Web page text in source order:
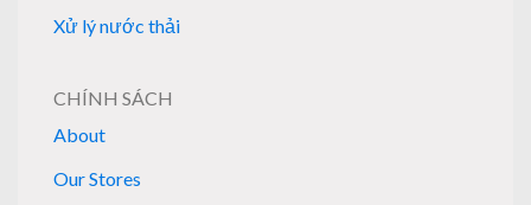
Xử lý nước thải
CHÍNH SÁCH
About
Our Stores